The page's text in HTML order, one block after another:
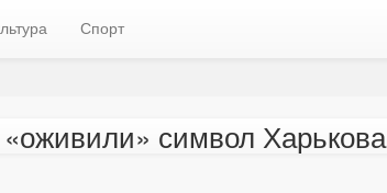
Спорт
символ Харькова